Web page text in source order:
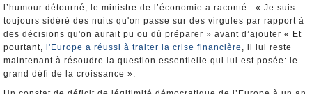
l’humour détourné, le ministre de l’économie a raconté : « Je suis
toujours sidéré des nuits qu'on passe sur des virgules par rapport à
des décisions qu'on aurait pu ou dû préparer » avant d’ajouter « Et
pourtant,
l'Europe a réussi à traiter la crise financière , il lui reste
maintenant à résoudre la question essentielle qui lui est posée: le
grand défi de la croissance ».